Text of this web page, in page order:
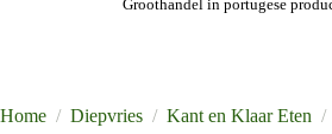
Groothandel in portugese
Home / Diepvries / Kant en Klaar Eten /